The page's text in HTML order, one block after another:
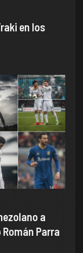
en los
a
Parra